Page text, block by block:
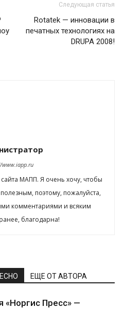
Следующая статья
Rotatek — инновации в
печатных технологиях на
DRUPA 2008!
МАПП. Я очень хочу, чтобы
поэтому, пожалуйста,
комментариями и всяким
благодарна!
ЕЩЕ ОТ АВТОРА
«Норгис Пресс» —